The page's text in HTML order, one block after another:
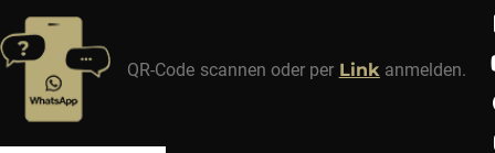
QR-Code scannen oder per Link anmelden.